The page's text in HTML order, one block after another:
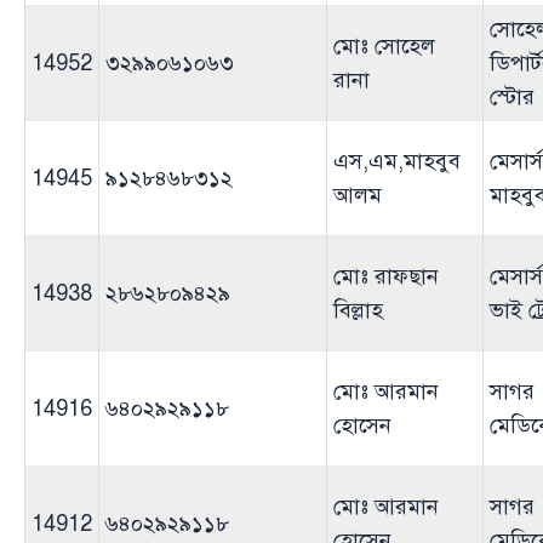
14952 ৩২৯৯০৬১০৬৩
মোঃ সোহেল
রানা
স্টোর
14945 ৯১২৮৪৬৮৩১২
এস,এম,মাহবুব
আলম
14938 ২৮৬২৮০৯৪২৯
মোঃ রাফছান
বিল্লাহ
ভাই
14916 ৬৪০২৯২৯১১৮
মোঃ আরমান
হোসেন
সাগর
14912 ৬৪০২৯২৯১১৮
মোঃ আরমান
সাগর